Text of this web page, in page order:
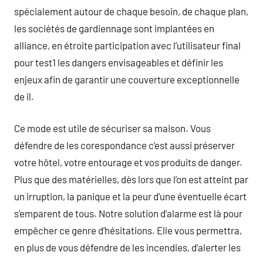
spécialement autour de chaque besoin, de chaque plan,
les sociétés de gardiennage sont implantées en
alliance, en étroite participation avec l’utilisateur final
pour test1 les dangers envisageables et définir les
enjeux afin de garantir une couverture exceptionnelle
de il.
Ce mode est utile de sécuriser sa maison. Vous
défendre de les corespondance c’est aussi préserver
votre hôtel, votre entourage et vos produits de danger.
Plus que des matérielles, dès lors que l’on est atteint par
un irruption, la panique et la peur d’une éventuelle écart
s’emparent de tous. Notre solution d’alarme est là pour
empêcher ce genre d’hésitations. Elle vous permettra,
en plus de vous défendre de les incendies, d’alerter les